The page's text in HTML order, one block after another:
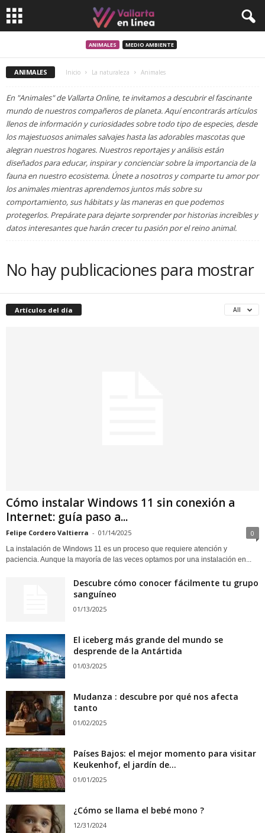
ANIMALES MEDIO AMBIENTE
ANIMALES Inicio La naturaleza Animales
En "Animales" de Vallarta Online, te invitamos a descubrir el fascinante
mundo de nuestros compañeros de planeta. Aquí encontrarás artículos
llenos de información y curiosidades sobre todo tipo de especies, desde
los majestuosos animales salvajes hasta las adorables mascotas que
alegran nuestros hogares. Nuestros reportajes y análisis están
diseñados para educar, inspirar y concienciar sobre la importancia de la
fauna en nuestro ecosistema. Únete a nosotros y comparte tu amor por
los animales mientras aprendemos juntos más sobre su
comportamiento, sus hábitats y las maneras en que podemos
protegerlos. Prepárate para dejarte sorprender por historias increíbles y
datos interesantes que harán crecer tu pasión por el reino animal.
No hay publicaciones para mostrar
Artículos del día All
Cómo instalar Windows 11 sin conexión a
Internet: guía paso a...
Felipe Cordero Valtierra - 01/14/2025 0
La instalación de Windows 11 es un proceso que requiere atención y
paciencia. Aunque la mayoría de las veces optamos por una instalación en...
Descubre cómo conocer fácilmente tu grupo
sanguíneo
01/13/2025
El iceberg más grande del mundo se
desprende de la Antártida
01/03/2025
Mudanza : descubre por qué nos afecta
tanto
01/02/2025
Países Bajos: el mejor momento para visitar
Keukenhof, el jardín de...
01/01/2025
¿Cómo se llama el bebé mono ?
12/31/2024